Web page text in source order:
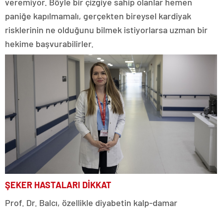
paniğe kapılmamalı, gerçekten bireysel kardiyak
risklerinin ne olduğunu bilmek istiyorlarsa uzman bir
hekime başvurabilirler.
ŞEKER HASTALARI DİKKAT
Prof. Dr. Balcı, özellikle diyabetin kalp-damar